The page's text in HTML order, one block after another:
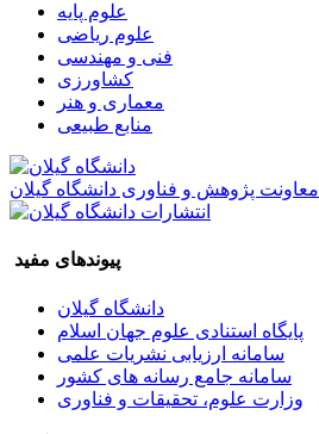
علوم پایه
علوم ریاضی
فنی و مهندسی
کشاورزی
معماری و هنر
منابع طبیعی
معاونت پژوهش و فناوری دانشگاه گیلان
پیوندهای مفید
دانشگاه گیلان
پایگاه استنادی علوم جهان اسلام
سامانه ارزیابی نشریات علمی
سامانه جامع رسانه های کشور
وزارت علوم، تحقیقات و فناوری